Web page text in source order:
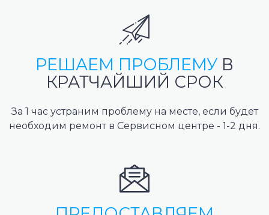
РЕШАЕМ ПРОБЛЕМУ В
КРАТЧАЙШИЙ СРОК
За 1 час устраним проблему на месте, если будет
необходим ремонт в Сервисном центре - 1-2 дня.